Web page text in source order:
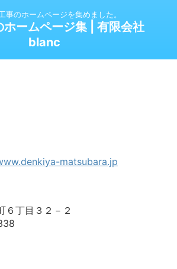
事のホームページを集めました。
ホームページ集 | 有限会社
blanc
６丁目３２－２